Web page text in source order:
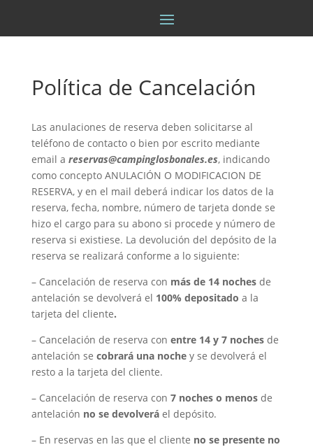
Política de Cancelación
Las anulaciones de reserva deben solicitarse al
teléfono de contacto o bien por escrito mediante
email a reservas@campinglosbonales.es, indicando
como concepto ANULACIÓN O MODIFICACION DE
RESERVA, y en el mail deberá indicar los datos de la
reserva, fecha, nombre, número de tarjeta donde se
hizo el cargo para su abono si procede y número de
reserva si existiese. La devolución del depósito de la
reserva se realizará conforme a lo siguiente:
– Cancelación de reserva con más de 14 nochesde
antelación se devolverá el 100% depositado a la
tarjeta del cliente.
– Cancelación de reserva con entre 14 y 7 nochesde
antelación se cobrará una nochey se devolverá el
resto a la tarjeta del cliente.
– Cancelación de reserva con 7 noches o menosde
antelación no se devolveráel depósito.
– En reservas en las que el cliente no se presente no